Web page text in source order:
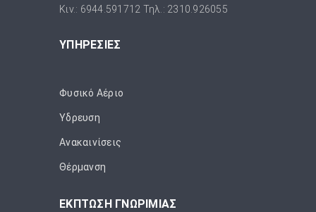
Κιν.: 6944.591712 Τηλ.: 2310.926055
ΥΠΗΡΕΣΙΕΣ
Φυσικό Αέριο
Ύδρευση
Ανακαινίσεις
Θέρμανση
ΕΚΠΤΩΣΗ ΓΝΩΡΙΜΙΑΣ